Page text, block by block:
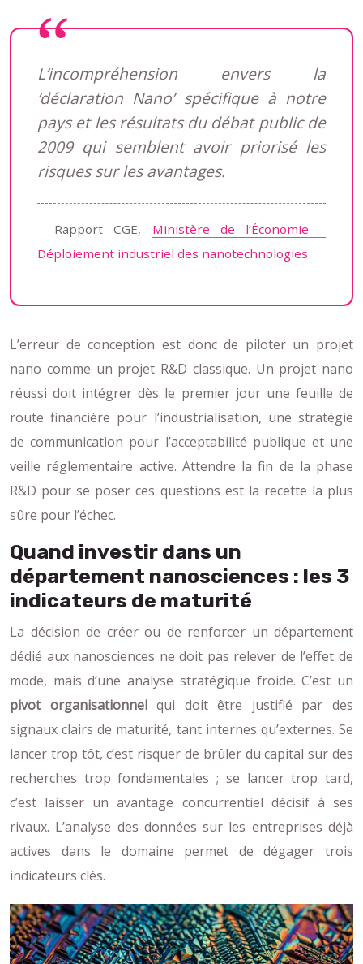
L’incompréhension envers la
‘déclaration Nano’ spécifique à notre
pays et les résultats du débat public de
2009 qui semblent avoir priorisé les
risques sur les avantages.
– Rapport CGE, Ministère de l’Économie –
Déploiement industriel des nanotechnologies
L’erreur de conception est donc de piloter un projet
nano comme un projet R&D classique. Un projet nano
réussi doit intégrer dès le premier jour une feuille de
route financière pour l’industrialisation, une stratégie
de communication pour l’acceptabilité publique et une
veille réglementaire active. Attendre la fin de la phase
R&D pour se poser ces questions est la recette la plus
sûre pour l’échec.
Quand investir dans un
département nanosciences : les 3
indicateurs de maturité
La décision de créer ou de renforcer un département
dédié aux nanosciences ne doit pas relever de l’effet de
mode, mais d’une analyse stratégique froide. C’est un
pivot organisationnelqui doit être justifié par des
signaux clairs de maturité, tant internes qu’externes. Se
lancer trop tôt, c’est risquer de brûler du capital sur des
recherches trop fondamentales ; se lancer trop tard,
c’est laisser un avantage concurrentiel décisif à ses
rivaux. L’analyse des données sur les entreprises déjà
actives dans le domaine permet de dégager trois
indicateurs clés.